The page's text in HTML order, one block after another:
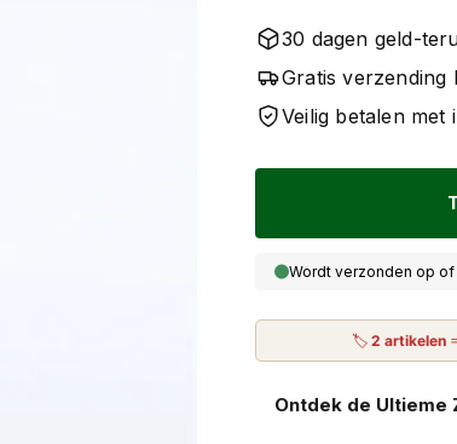
30 dagen geld-
Gratis verzending
Veilig betalen met
Wordt verzonden op
🏷 2 artikelen
Ontdek de Ultieme